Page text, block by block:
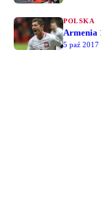
POLSKA
Armenia
5 paź 2017